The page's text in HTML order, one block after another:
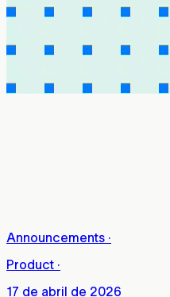
Announcements ·
Product ·
17 de abril de 2026